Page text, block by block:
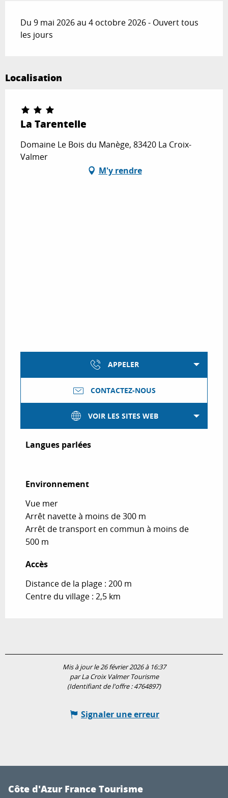
Du 9 mai 2026 au 4 octobre 2026 - Ouvert tous
les jours
Localisation
La Tarentelle
Domaine Le Bois du Manège, 83420 La Croix-
Valmer
M'y rendre
APPELER
CONTACTEZ-NOUS
VOIR LES SITES WEB
Langues parlées
Langues parlées
Environnement
Environnement
Vue mer
Arrêt navette à moins de 300 m
Arrêt de transport en commun à moins de
500 m
Accès
Accès
Distance de la plage : 200 m
Centre du village : 2,5 km
Mis à jour le 26 février 2026 à 16:37
par La Croix Valmer Tourisme
(Identifiant de l'offre :4764897)
Signaler une erreur
Côte d'Azur France Tourisme